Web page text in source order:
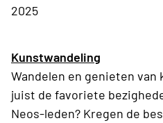
2025
Kunstwandeling
Wandelen en genieten
juist de favoriete
Neos-leden? Kregen de